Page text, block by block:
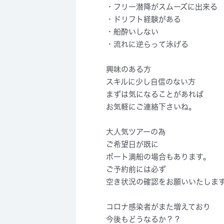
・フリー潜降がスムーズに出来る
・ドリフト経験がある
・船酔いしない
・流れに逆らって泳げる
興味のある方
スキルに少し自信のない方
まずは気になることがあれば
お気軽にご連絡下さいね。
大人気ツアーの為
ご希望日が既に
ボート満船の場合もあります。
ご予約前には必ず
空き状況の確認をお願いいたしま
コロナ感染者がまた増えており
今後もどうなるか？？